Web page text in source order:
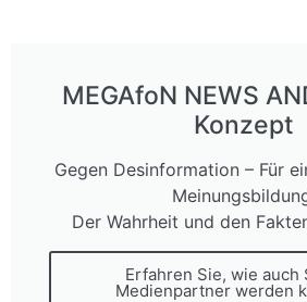
MEGAfoN NEWS
Konzept
Gegen Desinformation – Für
Der Wahrheit und den
Erfahren Sie, wie auch
Medienpartner werden